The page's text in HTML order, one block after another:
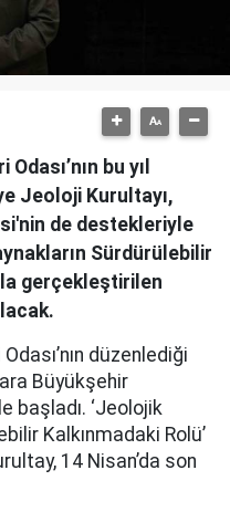
bu yıl
Jeoloji Kurultayı,
de destekleriyle
Sürdürülebilir
gerçekleştirilen
düzenlediği
Büyükşehir
başladı. ‘Jeolojik
Kalkınmadaki Rolü’
14 Nisan’da son